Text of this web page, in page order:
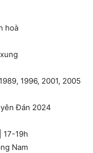
hoà
1996, 2001, 2005
Đán 2024
17-19h
Nam